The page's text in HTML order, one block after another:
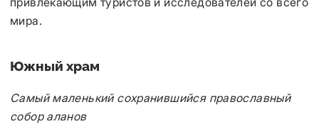
мира.
Южный храм
Самый маленький сохранившийся православный
собор аланов